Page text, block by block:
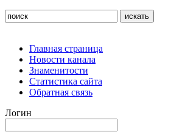
Главная страница
Новости канала
Знаменитости
Статистика сайта
Обратная связь
Логин